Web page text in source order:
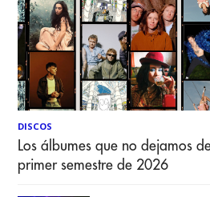
DISCOS
Los álbumes que no dejamos
primer semestre de 2026